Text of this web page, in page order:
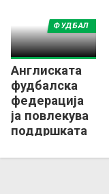
Англиската
фудбалска
федерација
ја повлекува
поддршката
Инфантино!
ФУДБАЛ